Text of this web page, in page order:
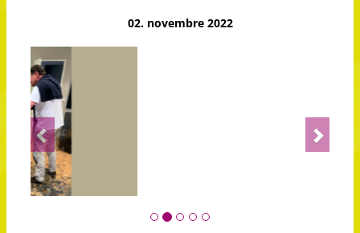
02. novembre 2022
Previous Next